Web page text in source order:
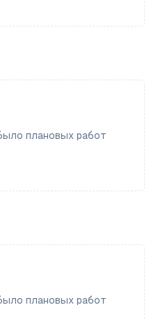
плановых работ
плановых работ